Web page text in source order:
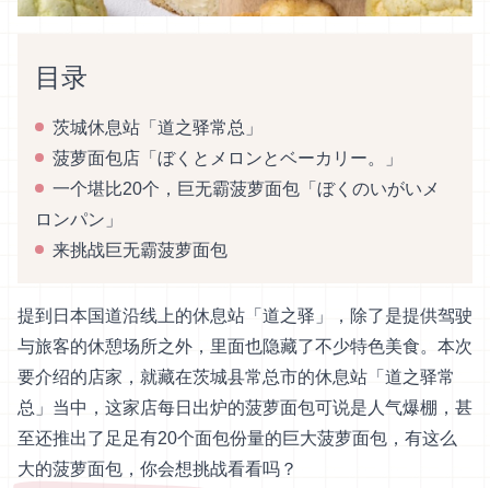
目录
茨城休息站「道之驿常总」
菠萝面包店「ぼくとメロンとベーカリー。」
一个堪比20个，巨无霸菠萝面包「ぼくのいがいメ
ロンパン」
来挑战巨无霸菠萝面包
提到日本国道沿线上的休息站「道之驿」，除了是提供驾驶
与旅客的休憩场所之外，里面也隐藏了不少特色美食。本次
要介绍的店家，就藏在茨城县常总市的休息站「道之驿常
总」当中，这家店每日出炉的菠萝面包可说是人气爆棚，甚
至还推出了足足有20个面包份量的巨大菠萝面包，有这么
大的菠萝面包，你会想挑战看看吗？